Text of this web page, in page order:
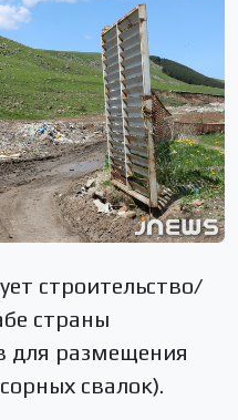
строительство/
страны
для размещения
свалок).